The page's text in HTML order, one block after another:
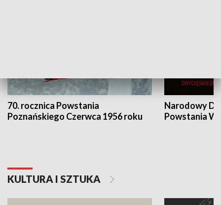
70. rocznica Powstania
Poznańskiego Czerwca 1956 roku
Narodowy
Powstania
KULTURA I SZTUKA